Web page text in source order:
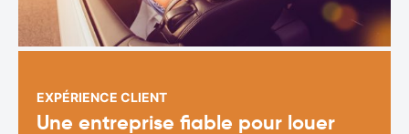
EXPÉRIENCE CLIENT
Une entreprise fiable pour louer